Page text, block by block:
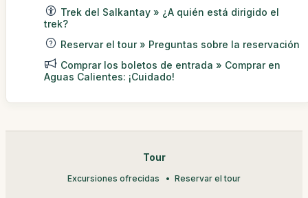
Trek del Salkantay » ¿A quién está dirigido el
trek?
Reservar el tour » Preguntas sobre la reservación
Comprar los boletos de entrada » Comprar en
Aguas Calientes: ¡Cuidado!
Tour
Excursiones ofrecidas Reservar el tour